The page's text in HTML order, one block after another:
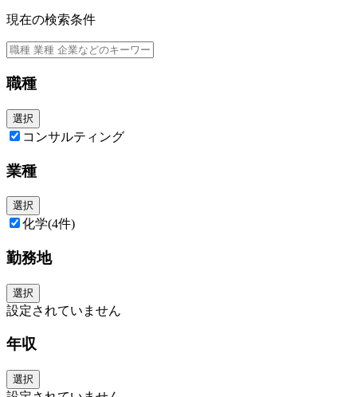
施工管理(土木)、事務(施工部門)、土壌調査(地歴、概況、詳細)、
営業、コンサルタント、教育担当、アドバイザーほか
《当社について》
現在の検索条件
職種
選択
コンサルティング
業種
選択
化学(4件)
勤務地
選択
設定されていません
年収
選択